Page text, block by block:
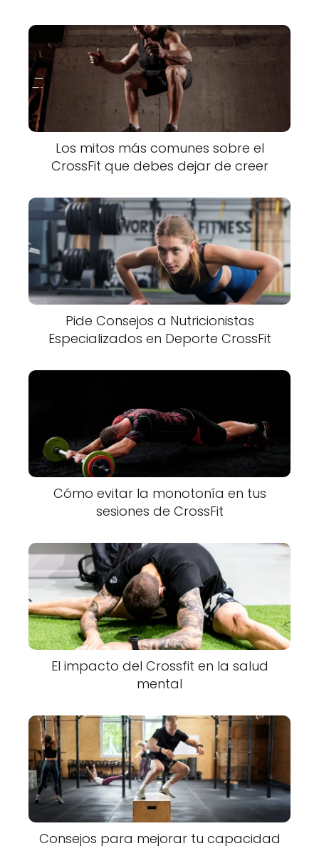
Los mitos más comunes sobre el
CrossFit que debes dejar de creer
Pide Consejos a Nutricionistas
Especializados en Deporte CrossFit
Cómo evitar la monotonía en tus
sesiones de CrossFit
El impacto del Crossfit en la salud
mental
Consejos para mejorar tu capacidad